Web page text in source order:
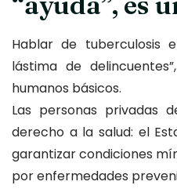
Hablar de tuberculosis
lástima de
humanos básicos.
Las personas privadas
derecho a la salud: el
garantizar condiciones
por enfermedades